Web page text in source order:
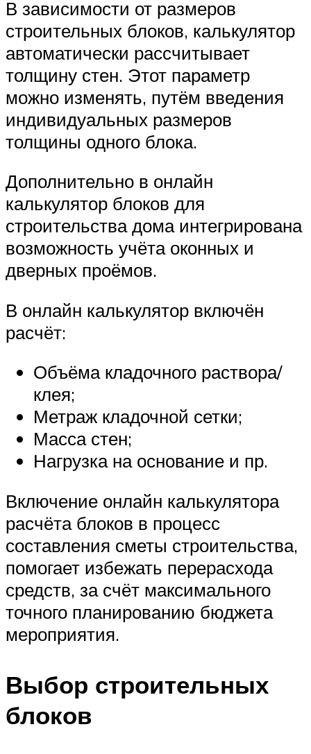
В зависимости от размеров
строительных блоков, калькулятор
автоматически рассчитывает
толщину стен. Этот параметр
можно изменять, путём введения
индивидуальных размеров
толщины одного блока.
Дополнительно в онлайн
калькулятор блоков для
строительства дома интегрирована
возможность учёта оконных и
дверных проёмов.
В онлайн калькулятор включён
расчёт:
Объёма кладочного раствора/
клея;
Метраж кладочной сетки;
Масса стен;
Нагрузка на основание и пр.
Включение онлайн калькулятора
расчёта блоков в процесс
составления сметы строительства,
помогает избежать перерасхода
средств, за счёт максимального
точного планированию бюджета
мероприятия.
Выбор строительных
блоков